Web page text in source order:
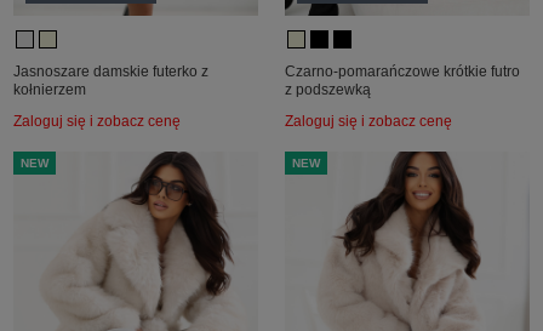
Jasnoszare damskie futerko z
kołnierzem
Zaloguj się i zobacz cenę
Czarno-pomarańczowe krótkie futro
z podszewką
Zaloguj się i zobacz cenę
NEW NEW